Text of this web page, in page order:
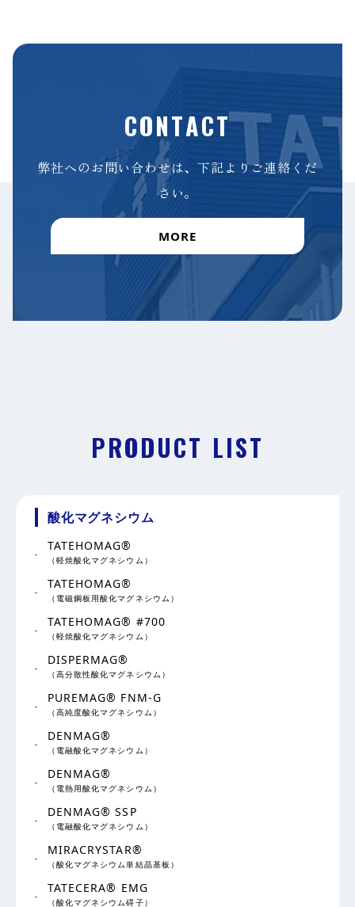
CONTACT
弊社へのお問い合わせは、下記よりご連絡くだ
さい。
MORE
PRODUCT LIST
酸化マグネシウム
TATEHOMAG®
（軽焼酸化マグネシウム）
TATEHOMAG®
（電磁鋼板用酸化マグネシウム）
TATEHOMAG® #700
（軽焼酸化マグネシウム）
DISPERMAG®
（高分散性酸化マグネシウム）
PUREMAG® FNM-G
（高純度酸化マグネシウム）
DENMAG®
（電融酸化マグネシウム）
DENMAG®
（電熱用酸化マグネシウム）
DENMAG® SSP
（電融酸化マグネシウム）
MIRACRYSTAR®
（酸化マグネシウム単結晶基板）
TATECERA® EMG
（酸化マグネシウム碍子）